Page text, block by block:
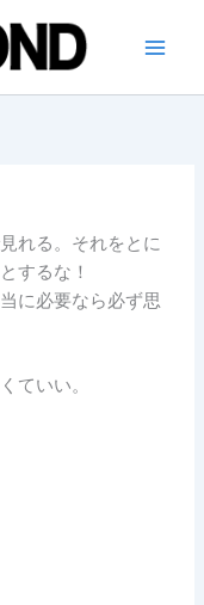
れる。それをとに
するな！
に必要なら必ず思
ていい。